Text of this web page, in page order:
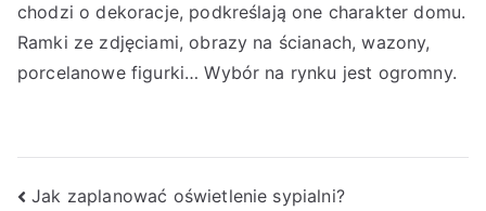
chodzi o dekoracje, podkreślają one charakter domu.
Ramki ze zdjęciami, obrazy na ścianach, wazony,
porcelanowe figurki… Wybór na rynku jest ogromny.
Nawigacja
Jak zaplanować oświetlenie sypialni?